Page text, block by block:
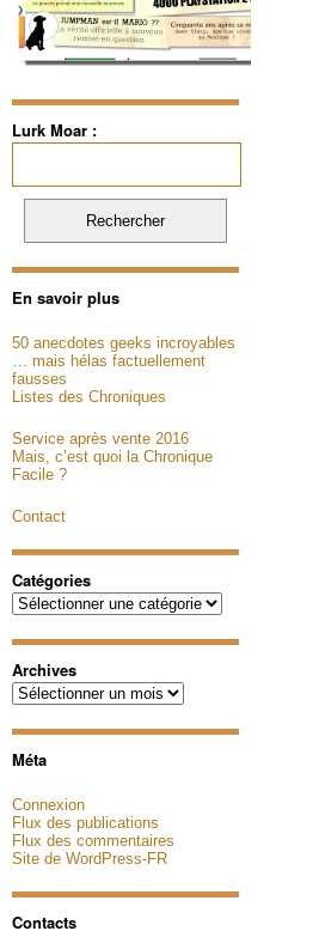
Lurk Moar :
En savoir plus
50 anecdotes geeks incroyables
… mais hélas factuellement
fausses
Listes des Chroniques
Service après vente 2016
Mais, c’est quoi la Chronique
Facile ?
Contact
Catégories
Catégories
Archives
Archives
Méta
Connexion
Flux des publications
Flux des commentaires
Site de WordPress-FR
Contacts